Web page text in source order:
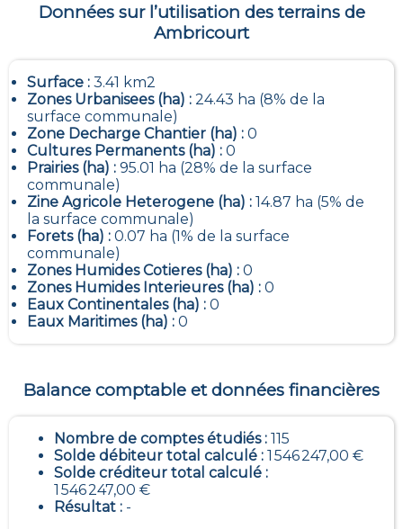
Données sur l’utilisation des terrains de
Ambricourt
Surface : 3.41 km2
Zones Urbanisees (ha) : 24.43 ha (8% de la
surface communale)
Zone Decharge Chantier (ha) : 0
Cultures Permanents (ha) : 0
Prairies (ha) : 95.01 ha (28% de la surface
communale)
Zine Agricole Heterogene (ha) : 14.87 ha (5% de
la surface communale)
Forets (ha) : 0.07 ha (1% de la surface
communale)
Zones Humides Cotieres (ha) : 0
Zones Humides Interieures (ha) : 0
Eaux Continentales (ha) : 0
Eaux Maritimes (ha) : 0
Balance comptable et données financières
Nombre de comptes étudiés : 115
Solde débiteur total calculé : 1 546 247,00 €
Solde créditeur total calculé :
1 546 247,00 €
Résultat : -